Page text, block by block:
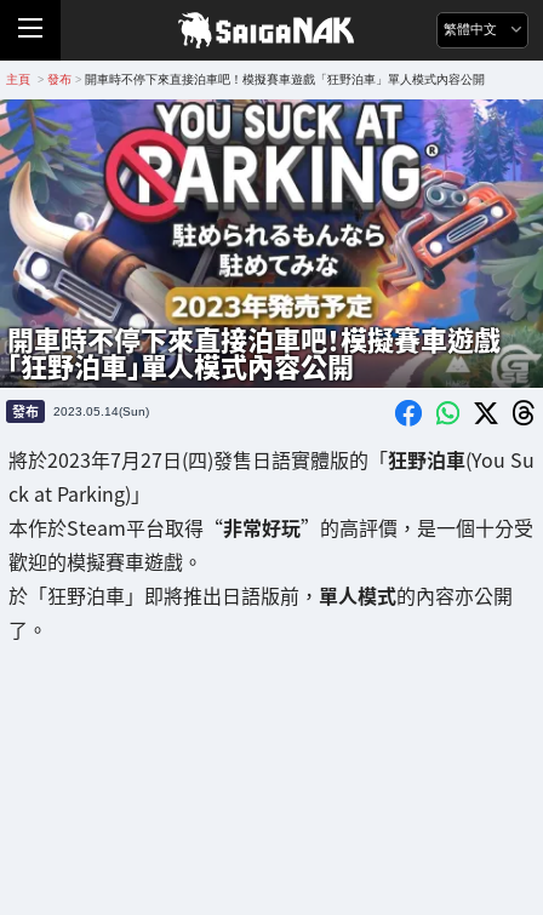
繁體中文
主頁 > 發布 > 開車時不停下來直接泊車吧！模擬賽車遊戲「狂野泊車」單人模式內容公開
開車時不停下來直接泊車吧！模擬賽車遊戲
「狂野泊車」單人模式內容公開
發布 2023.05.14(Sun)
將於2023年7月27日(四)發售日語實體版的「狂野泊車(You Su
ck at Parking)」
本作於Steam平台取得“非常好玩”的高評價，是一個十分受
歡迎的模擬賽車遊戲。
於「狂野泊車」即將推出日語版前， 單人模式的內容亦公開
了。